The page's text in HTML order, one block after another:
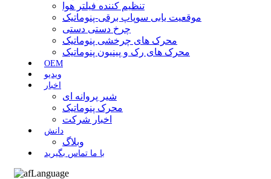
تنظیم کننده فیلتر هوا
موقعیت یابی سوپاپ برقی-پنوماتیک
چرخ دستی دستی
محرک های چرخشی پنوماتیک
محرک های رک و پینیون پنوماتیک
OEM
ویدیو
اخبار
شیر پروانه ای
محرک پنوماتیک
اخبار شرکت
دانش
وبلاگ
با ما تماس بگیرید
Language